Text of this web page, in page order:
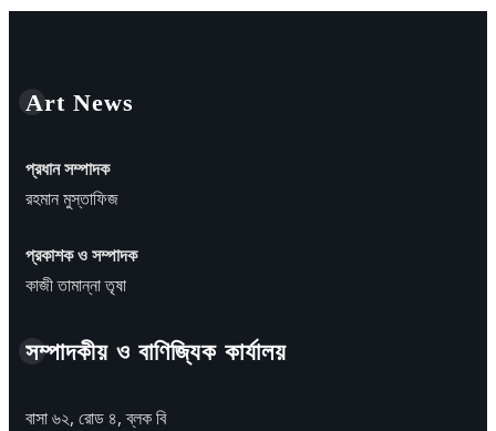
Art News
প্রধান সম্পাদক
রহমান মুস্তাফিজ
প্রকাশক ও সম্পাদক
কাজী তামান্না তৃষা
সম্পাদকীয় ও বাণিজ্যিক কার্যালয়
বাসা ৬২, রোড ৪, ব্লক বি